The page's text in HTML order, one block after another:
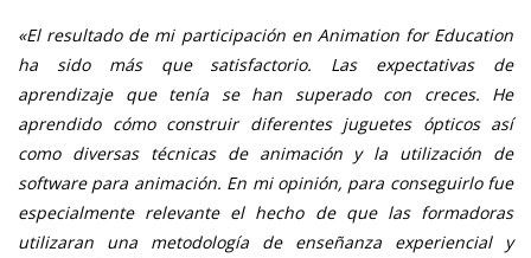
«El resultado de mi participación en Animation for Education
ha sido más que satisfactorio. Las expectativas de
aprendizaje que tenía se han superado con creces. He
aprendido cómo construir diferentes juguetes ópticos así
como diversas técnicas de animación y la utilización de
software para animación. En mi opinión, para conseguirlo fue
especialmente relevante el hecho de que las formadoras
utilizaran una metodología de enseñanza experiencial y